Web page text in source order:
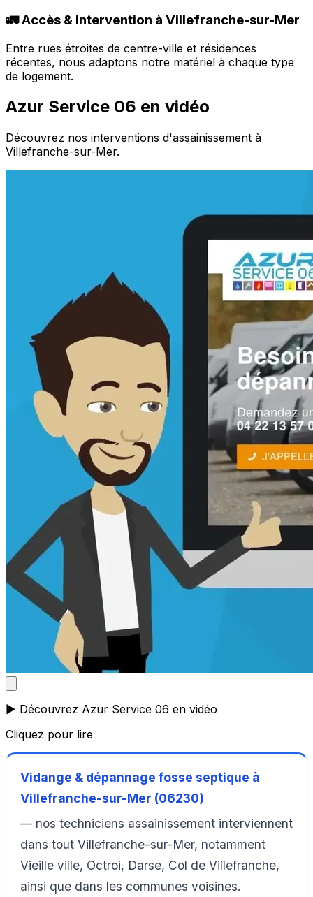
🚛 Accès & intervention à Villefranche-sur-Mer
Entre rues étroites de centre-ville et résidences
récentes, nous adaptons notre matériel à chaque type
de logement.
Azur Service 06 en vidéo
Découvrez nos interventions d'assainissement à
Villefranche-sur-Mer.
▶️ Découvrez Azur Service 06 en vidéo
Cliquez pour lire
Vidange & dépannage fosse septique à
Villefranche-sur-Mer (06230)
— nos techniciens assainissement interviennent
dans tout Villefranche-sur-Mer, notamment
Vieille ville, Octroi, Darse, Col de Villefranche,
ainsi que dans les communes voisines.